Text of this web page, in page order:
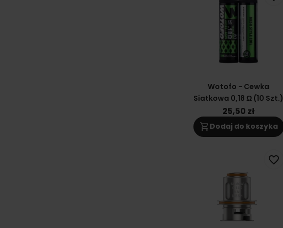
Wotofo - Cewka
Siatkowa 0,18 Ω (10 Szt.)
25,50 zł
shopping_cart Dodaj do koszyka
favorite_border